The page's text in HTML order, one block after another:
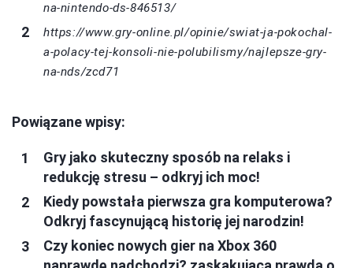
na-nintendo-ds-846513/
https://www.gry-online.pl/opinie/swiat-ja-pokochal-
a-polacy-tej-konsoli-nie-polubilismy/najlepsze-gry-
na-nds/zcd71
Powiązane wpisy:
Gry jako skuteczny sposób na relaks i
redukcję stresu – odkryj ich moc!
Kiedy powstała pierwsza gra komputerowa?
Odkryj fascynującą historię jej narodzin!
Czy koniec nowych gier na Xbox 360